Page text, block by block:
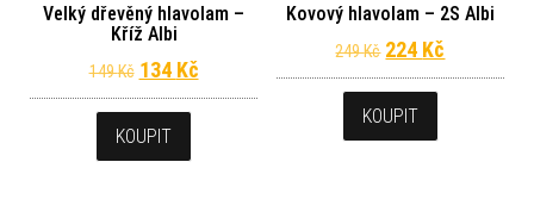
Velký dřevěný hlavolam –
Kříž Albi
149Kč Původní cena byla: 149 Kč.
134 KčAktuální cena je: 134 Kč.
KOUPIT
Kovový hlavolam – 2S Albi
249Kč Původní cena
224 Kč
KOUPIT